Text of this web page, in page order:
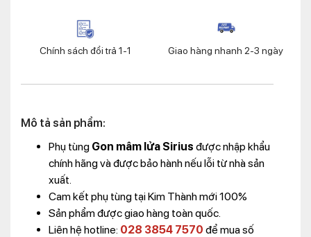
Chính sách đổi trả 1-1 Giao hàng nhanh 2-3 ngày
Mô tả sản phẩm:
Phụ tùng Gon mâm lửa Sirius được nhập khẩu
chính hãng và được bảo hành nếu lỗi từ nhà sản
xuất.
Cam kết phụ tùng tại Kim Thành mới 100%
Sản phẩm được giao hàng toàn quốc.
Liên hệ hotline: 028 3854 7570 để mua số